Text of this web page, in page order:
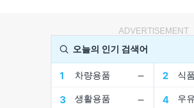
ADVERTISEMENT